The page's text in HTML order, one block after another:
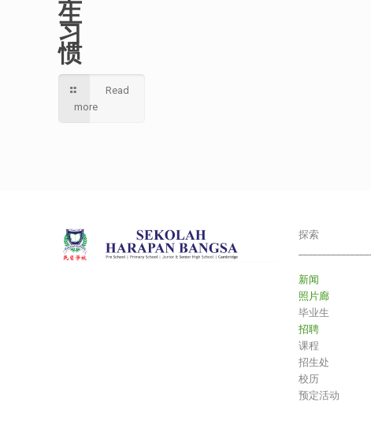
生
习
惯
Read
more
探索
新闻
照片廊
毕业生
招聘
课程
招生处
校历
预定活动